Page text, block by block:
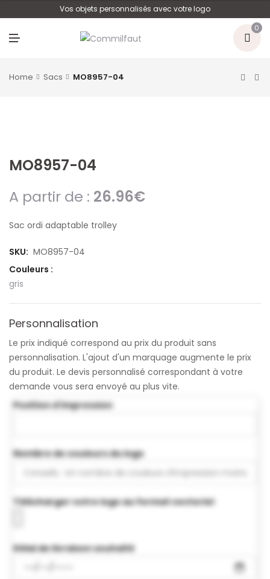
Vos objets personnalisés avec votre logo
0
Home Sacs MO8957-04
MO8957-04
A partir de : 26.96€
Sac ordi adaptable trolley
SKU: MO8957-04
Couleurs :
gris
Personnalisation
Le prix indiqué correspond au prix du produit sans
personnalisation. L'ajout d'un marquage augmente le prix
du produit. Le devis personnalisé correspondant à votre
demande vous sera envoyé au plus vite.
Position d'impression
Nombre de couleurs du logo
Télécharger votre logo au format vectoriel
Délai de livraison souhaité